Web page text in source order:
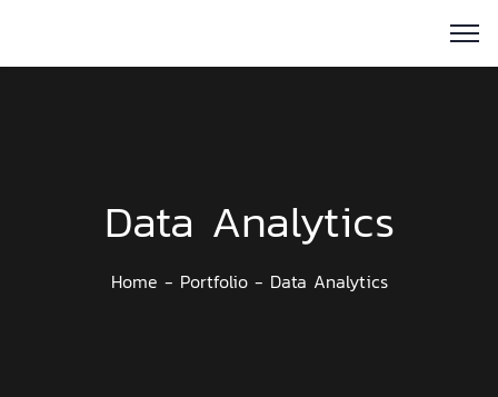
Data Analytics
Home Portfolio Data Analytics